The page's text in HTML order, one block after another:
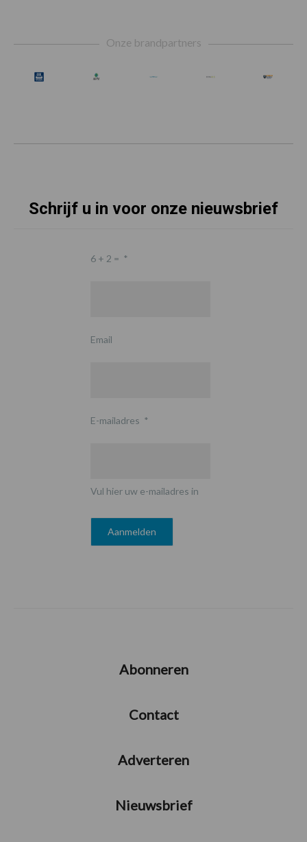
Onze brandpartners
Schrijf u in voor onze nieuwsbrief
6 + 2 = *
Email
E-mailadres *
Vul hier uw e-mailadres in
Abonneren
Contact
Adverteren
Nieuwsbrief